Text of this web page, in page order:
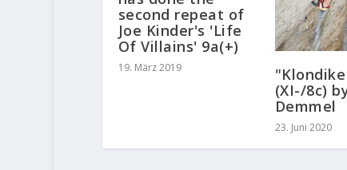
second repeat of
Joe Kinder's 'Life
Of Villains' 9a(+)
19. März 2019
(XI-/8c)
Demmel
23. Juni 2020